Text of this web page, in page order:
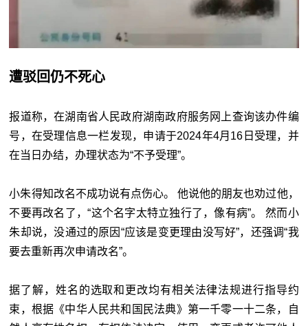
遭驳回仍不死心
报道称，在湖南省人民政府湖南政府服务网上查询该办件编
号，在受理信息一栏发现，申请于2024年4月16日受理，并
在当日办结，办理状态为“不予受理”。
小朱得知改名不成功说有点伤心。 他说他的朋友也劝过他，
不要再改名了，“这个名字太特立独行了，像有病”。 然而小
朱却说，没通过的原因“应该是变更理由没写好”，还强调“我
要去重新再次申请改名”。
据了解，姓名的选取和更改均有相关法律法规进行指导约
束，根据《中华人民共和国民法典》第一千零一十二条，自